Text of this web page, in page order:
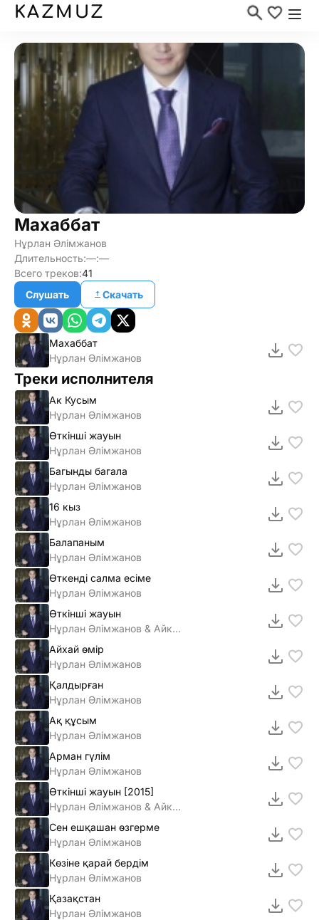
KAZMUZ
Махаббат
Нұрлан Әлімжанов
Длительность:—:—
Всего треков:41
Слушать
Скачать
Махаббат
Нұрлан Әлімжанов
Треки исполнителя
Ак Кусым
Нұрлан Әлiмжанов
Өткiншi жауын
Нұрлан Әлiмжанов
Багынды багала
Нұрлан Әлiмжанов
16 кыз
Нұрлан Әлiмжанов
Балапаным
Нұрлан Әлімжанов
Өткенді салма есіме
Нұрлан Әлімжанов
Өткінші жауын
Нұрлан Әлімжанов & Айкерім Қалаубаева
Айхай өмір
Нұрлан Әлімжанов
Қалдырған
Нұрлан Әлімжанов
Ақ құсым
Нұрлан Әлімжанов
Арман гүлім
Нұрлан Әлімжанов
Өткiншi жауын [2015]
Нұрлан Әлiмжанов & Айкерiм Қалаубаева
Сен ешқашан өзгерме
Нұрлан Әлімжанов
Көзіне қарай бердім
Нұрлан Әлімжанов
Қазақстан
Нұрлан Әлімжанов